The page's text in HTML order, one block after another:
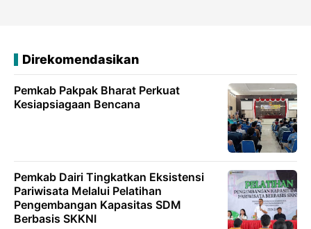
Direkomendasikan
Pemkab Pakpak Bharat Perkuat
Kesiapsiagaan Bencana
Pemkab Dairi Tingkatkan Eksistensi
Pariwisata Melalui Pelatihan
Pengembangan Kapasitas SDM
Berbasis SKKNI